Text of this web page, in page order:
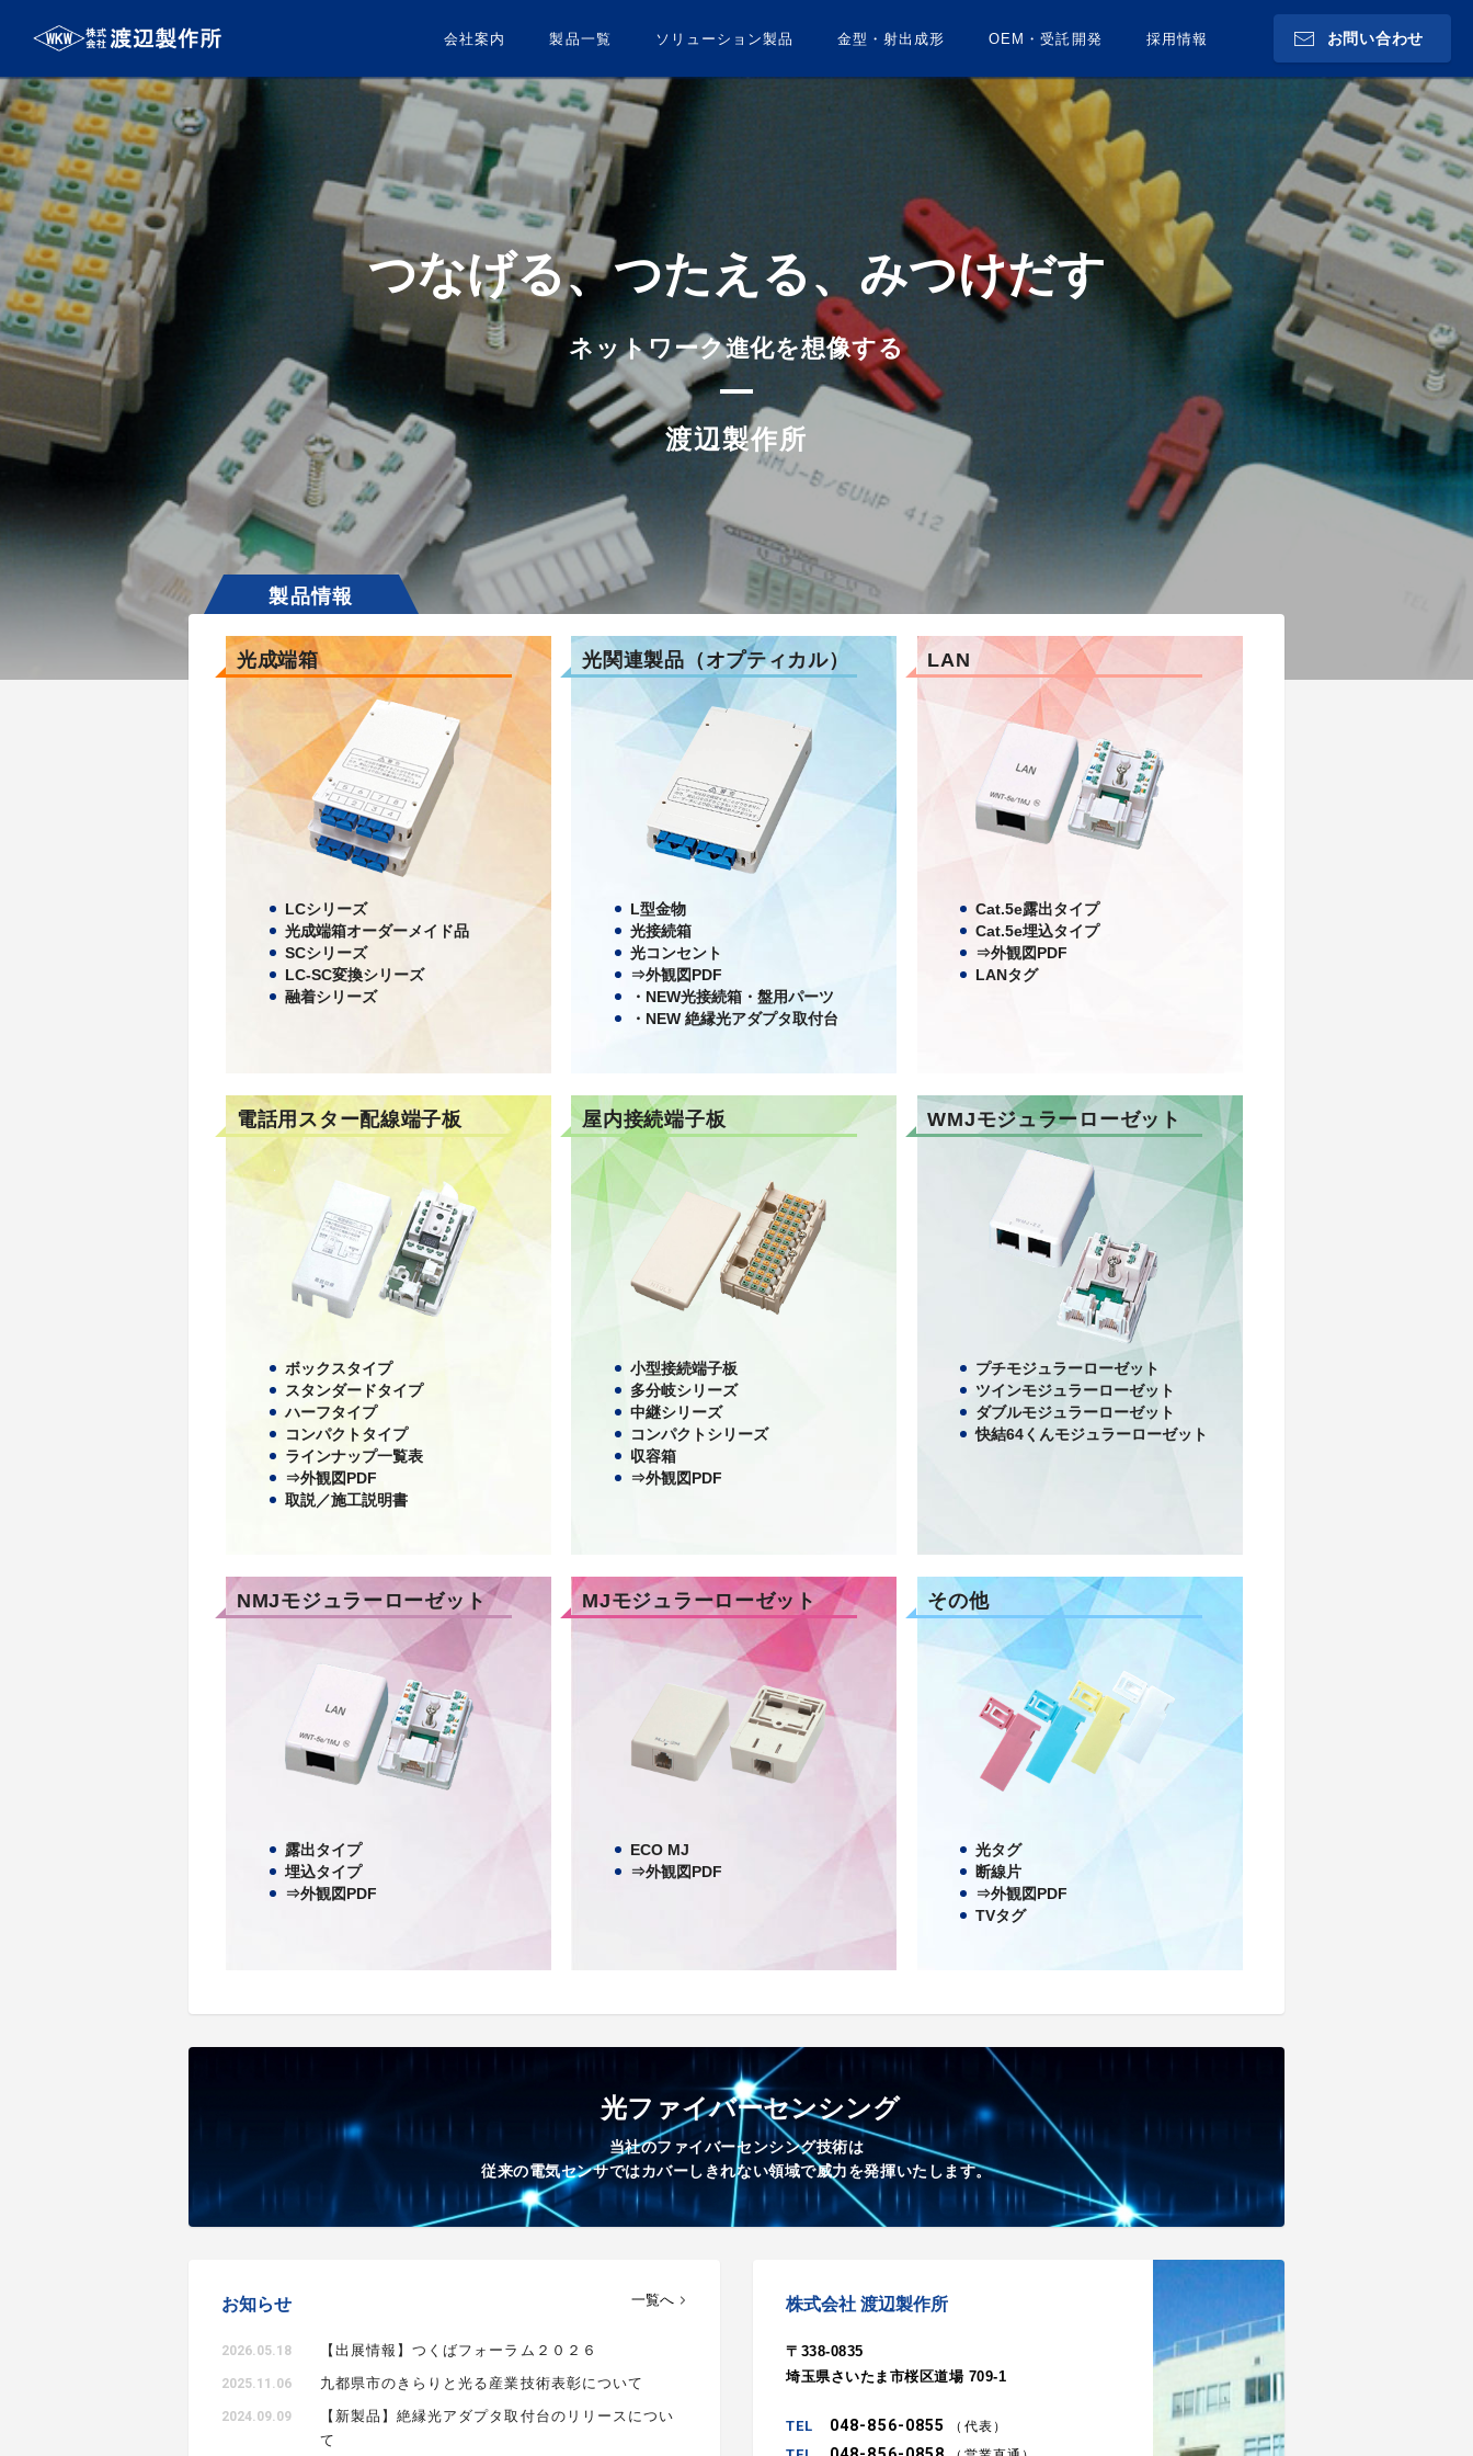
会社案内 製品一覧 ソリューション製品 金型・射出成形 OEM・受託開発 採用情報 お問い合わせ
つなげる、つたえる、 みつけだす
ネットワーク進化を想像する
渡辺製作所
光成端箱
LCシリーズ
光成端箱オーダーメイド品
SCシリーズ
LC-SC変換シリーズ
融着シリーズ
光関連製品（オプティカル）
L型金物
光接続箱
光コンセント
⇒外観図PDF
・NEW光接続箱・盤用パーツ
・NEW 絶縁光アダプタ取付台
LAN
Cat.5e露出タイプ
Cat.5e埋込タイプ
⇒外観図PDF
LANタグ
電話用スター配線端子板
ボックスタイプ
スタンダードタイプ
ハーフタイプ
コンパクトタイプ
ラインナップ一覧表
⇒外観図PDF
取説／施工説明書
屋内接続端子板
小型接続端子板
多分岐シリーズ
中継シリーズ
コンパクトシリーズ
収容箱
⇒外観図PDF
WMJモジュラーローゼット
プチモジュラーローゼット
ツインモジュラーローゼット
ダブルモジュラーローゼット
快結64くんモジュラーローゼット
NMJモジュラーローゼット
露出タイプ
埋込タイプ
⇒外観図PDF
MJモジュラーローゼット
ECO MJ
⇒外観図PDF
その他
光タグ
断線片
⇒外観図PDF
TVタグ
光ファイバーセンシング
当社のファイバーセンシング技術は
従来の電気センサではカバーしきれない領域で威力を発揮いたします。
お知らせ 一覧へ
2026.05.18 【出展情報】つくばフォーラム２０２６
2025.11.06 九都県市のきらりと光る産業技術表彰について
2024.09.09
【新製品】絶縁光アダプタ取付台のリリースについ
て
株式会社 渡辺製作所
〒338-0835
埼玉県さいたま市桜区道場 709-1
048-856-0855 （代表）